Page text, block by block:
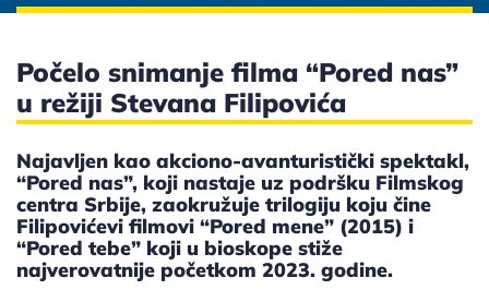
Počelo snimanje filma “Pored nas”
u režiji Stevana Filipovića
Najavljen kao akciono-avanturistički spektakl,
“Pored nas”, koji nastaje uz podršku Filmskog
centra Srbije, zaokružuje trilogiju koju čine
Filipovićevi filmovi “Pored mene” (2015) i
“Pored tebe” koji u bioskope stiže
najverovatnije početkom 2023. godine.